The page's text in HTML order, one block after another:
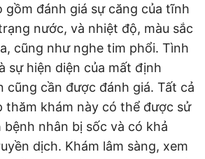
gồm đánh giá sự căng của tĩnh
nước, và nhiệt độ, màu sắc
cũng như nghe tim phổi. Tình
sự hiện diện của mất định
cũng cần được đánh giá. Tất cả
thăm khám này có thể được sử
nhân bị sốc và có khả
dịch. Khám lâm sàng, xem